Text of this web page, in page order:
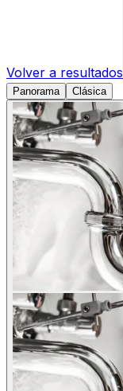
Volver a resultados
Panorama
Clásica